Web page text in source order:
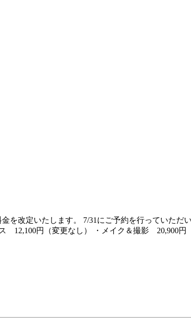
を改定いたします。 7/31にご予約を行っていただ
12,100円（変更なし） ・メイク＆撮影 20,900